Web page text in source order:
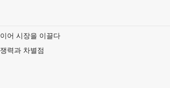
어 시장을 이끌다
력과 차별점